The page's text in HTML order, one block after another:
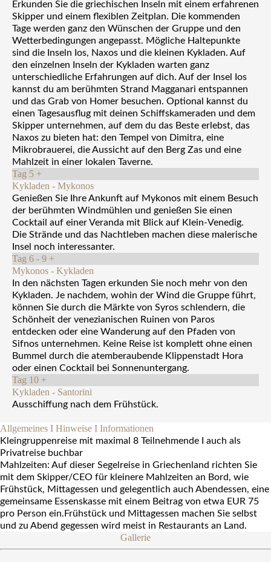
Erkunden Sie die griechischen Inseln mit einem erfahrenen
Skipper und einem flexiblen Zeitplan. Die kommenden
Tage werden ganz den Wünschen der Gruppe und den
Wetterbedingungen angepasst. Mögliche Haltepunkte
sind die Inseln Ios, Naxos und die kleinen Kykladen. Auf
den einzelnen Inseln der Kykladen warten ganz
unterschiedliche Erfahrungen auf dich. Auf der Insel Ios
kannst du am berühmten Strand Magganari entspannen
und das Grab von Homer besuchen. Optional kannst du
einen Tagesausflug mit deinen Schiffskameraden und dem
Skipper unternehmen, auf dem du das Beste erlebst, das
Naxos zu bieten hat: den Tempel von Dimitra, eine
Mikrobrauerei, die Aussicht auf den Berg Zas und eine
Mahlzeit in einer lokalen Taverne.
Tag 5 +
Kykladen - Mykonos
Genießen Sie Ihre Ankunft auf Mykonos mit einem Besuch
der berühmten Windmühlen und genießen Sie einen
Cocktail auf einer Veranda mit Blick auf Klein-Venedig.
Die Strände und das Nachtleben machen diese malerische
Insel noch interessanter.
Tag 6 - 9 +
Mykonos - Kykladen
In den nächsten Tagen erkunden Sie noch mehr von den
Kykladen. Je nachdem, wohin der Wind die Gruppe führt,
können Sie durch die Märkte von Syros schlendern, die
Schönheit der venezianischen Ruinen von Paros
entdecken oder eine Wanderung auf den Pfaden von
Sifnos unternehmen. Keine Reise ist komplett ohne einen
Bummel durch die atemberaubende Klippenstadt Hora
oder einen Cocktail bei Sonnenuntergang.
Tag 10 +
Kykladen - Santorini
Ausschiffung nach dem Frühstück.
Allgemeines I Hinweise I Informationen
Kleingruppenreise mit maximal 8 Teilnehmende I auch als
Privatreise buchbar
Mahlzeiten: Auf dieser Segelreise in Griechenland richten Sie
mit dem Skipper/CEO für kleinere Mahlzeiten an Bord, wie
Frühstück, Mittagessen und gelegentlich auch Abendessen, eine
gemeinsame Essenskasse mit einem Beitrag von etwa EUR 75
pro Person ein.Frühstück und Mittagessen machen Sie selbst
und zu Abend gegessen wird meist in Restaurants an Land.
Gallerie